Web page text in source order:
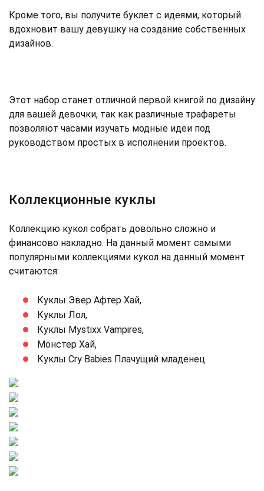
Кроме того, вы получите буклет с идеями, который
вдохновит вашу девушку на создание собственных
дизайнов.
Этот набор станет отличной первой книгой по дизайну
для вашей девочки, так как различные трафареты
позволяют часами изучать модные идеи под
руководством простых в исполнении проектов.
Коллекционные куклы
Коллекцию кукол собрать довольно сложно и
финансово накладно. На данный момент самыми
популярными коллекциями кукол на данный момент
считаются:
Куклы Эвер Афтер Хай,
Куклы Лол,
Куклы Mystixx Vampires,
Монстер Хай,
Куклы Cry Babies Плачущий младенец.